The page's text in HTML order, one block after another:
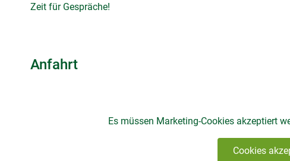
Zeit für Gespräche!
Anfahrt
Es müssen Marketing-Cookies akzeptiert
Cookies